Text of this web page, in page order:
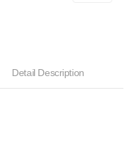
Detail Description